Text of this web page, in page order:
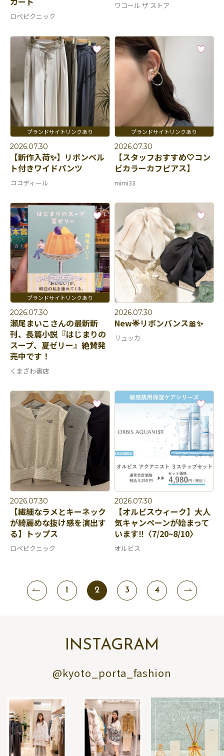
ロペピクニック
ワコール ザ ストア
2026.07.30
【新作入荷✨】リボンベル
ト付きワイドパンツ
ココディール
2026.07.30
【スタッフおすすめ🤍コン
ビカラーカフピアス】
mimi33
2026.07.30
瀬尾まいこさんの最新新
刊、長篇小説『はじまりの
スープ、夏ゼリー』絶賛発
売中です！
くまざわ書店
2026.07.30
New🌟リボンバンス🎀✨
リュッカ
2026.07.30
【繊細なラメとキーネック
が綺麗めな抜け感を演出す
る】トップス
ロペピクニック
2026.07.30
【オルビスウィーク】大人
気キャンペーンが始まって
います‼️〈7/20~8/10〉
オルビス
1 2 3 4
INSTAGRAM
@kyoto_porta_fashion